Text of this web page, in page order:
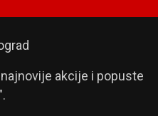
akcije i popuste